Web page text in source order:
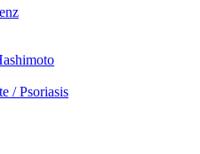
/ Psoriasis